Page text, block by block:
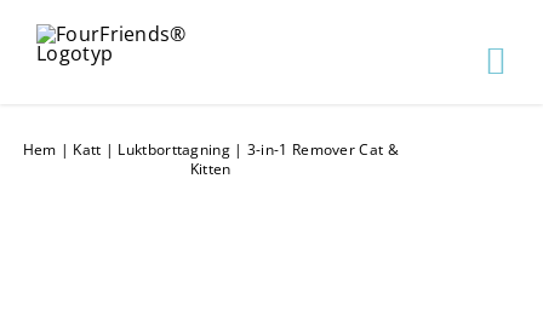
Hem | Katt | Luktborttagning| 3-in-1 Remover Cat &
Kitten